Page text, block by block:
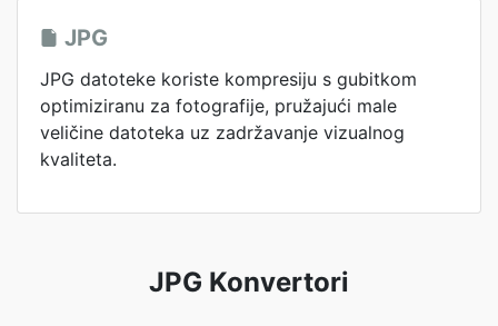
JPG
JPG datoteke koriste kompresiju s gubitkom
optimiziranu za fotografije, pružajući male
veličine datoteka uz zadržavanje vizualnog
kvaliteta.
JPG Konvertori